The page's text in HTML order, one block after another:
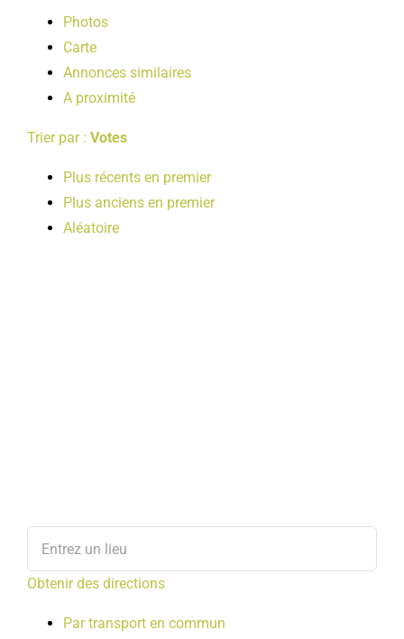
Photos
Carte
Annonces similaires
A proximité
Trier par : Votes
Plus récents en premier
Plus anciens en premier
Aléatoire
Obtenir des directions
Par transport en commun